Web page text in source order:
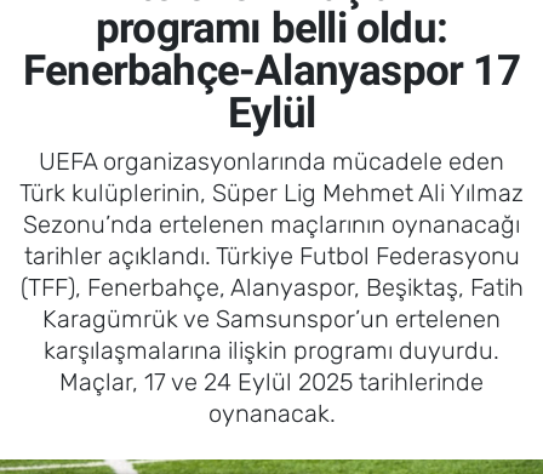
programı belli oldu:
Fenerbahçe-Alanyaspor 17
Eylül
UEFA organizasyonlarında mücadele eden
Türk kulüplerinin, Süper Lig Mehmet Ali Yılmaz
Sezonu’nda ertelenen maçlarının oynanacağı
tarihler açıklandı. Türkiye Futbol Federasyonu
(TFF), Fenerbahçe, Alanyaspor, Beşiktaş, Fatih
Karagümrük ve Samsunspor’un ertelenen
karşılaşmalarına ilişkin programı duyurdu.
Maçlar, 17 ve 24 Eylül 2025 tarihlerinde
oynanacak.